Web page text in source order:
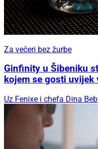
Za večeri bez žurbe
Ginfinity u Šibeniku
kojem se gosti uvijek
Uz Fenixe i chefa Dina